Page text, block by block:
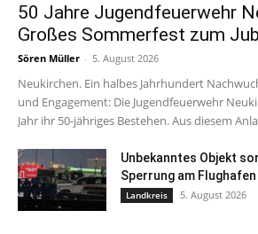
50 Jahre Jugendfeuerwehr
Großes Sommerfest zum
Sören Müller - 5. August 2026
Neukirchen. Ein halbes Jahrhundert
und Engagement: Die Jugendfeuerwehr
Jahr ihr 50-jähriges Bestehen. Aus diesem
Unbekanntes Objekt
Sperrung am
Landkreis 5. August 2026